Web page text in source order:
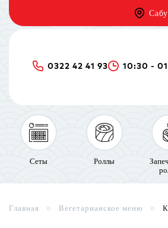
0322 42 41 93 10:30 -
Сеты Роллы
Главная Вегетарианское меню